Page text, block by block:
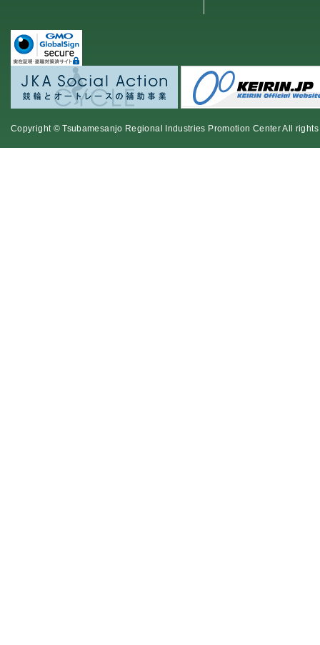
Copyright © Tsubamesanjo Regional Industries Promotion Center All